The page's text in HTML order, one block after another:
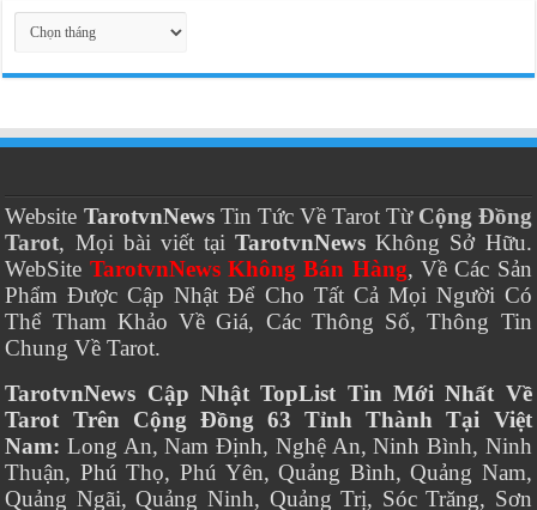
Thời
Gian
Website TarotvnNewsTin Tức Về Tarot Từ Cộng Đồng
Tarot, Mọi bài viết tạiTarotvnNews Không Sở Hữu.
WebSite TarotvnNews Không Bán Hàng, Về Các Sản
Phẩm Được Cập Nhật Để Cho Tất Cả Mọi Người Có
Thể Tham Khảo Về Giá, Các Thông Số, Thông Tin
Chung Về Tarot.
TarotvnNews Cập Nhật TopList Tin Mới Nhất Về
Tarot Trên Cộng Đồng 63 Tỉnh Thành Tại Việt
Nam: Long An, Nam Định, Nghệ An, Ninh Bình, Ninh
Thuận, Phú Thọ, Phú Yên, Quảng Bình, Quảng Nam,
Quảng Ngãi, Quảng Ninh, Quảng Trị, Sóc Trăng, Sơn